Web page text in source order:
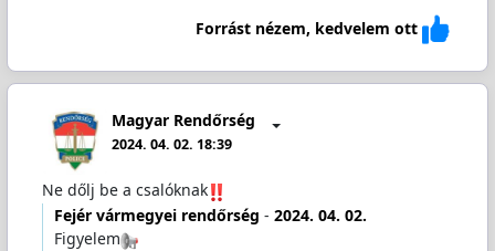
Forrást nézem, kedvelem ott
Magyar Rendőrség
2024. 04. 02. 18:39
Ne dőlj be a csalóknak
Fejér vármegyei rendőrség - 2024. 04. 02.
Figyelem